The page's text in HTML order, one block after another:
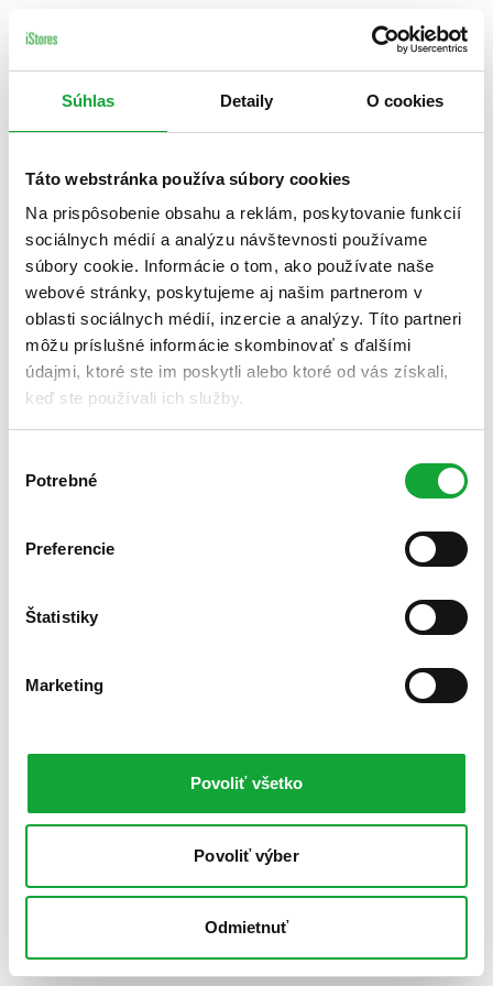
Súhlas Detaily O cookies
Táto webstránka používa súbory cookies
Na prispôsobenie obsahu a reklám, poskytovanie funkcií
sociálnych médií a analýzu návštevnosti používame
súbory cookie. Informácie o tom, ako používate naše
webové stránky, poskytujeme aj našim partnerom v
oblasti sociálnych médií, inzercie a analýzy. Títo partneri
môžu príslušné informácie skombinovať s ďalšími
údajmi, ktoré ste im poskytli alebo ktoré od vás získali,
keď ste používali ich služby.
súhlasu
Potrebné
Preferencie
Štatistiky
Marketing
Povoliť všetko
Povoliť výber
Odmietnuť